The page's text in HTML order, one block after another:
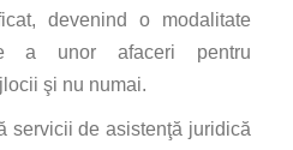
devenind o modalitate
a unor afaceri pentru
şi nu numai.
servicii de asistenţă juridică